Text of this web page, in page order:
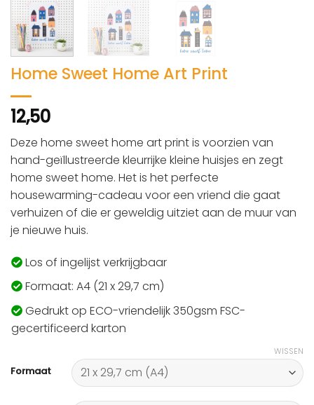
Home Sweet Home Art Print
12,50
Deze home sweet home art print is voorzien van
hand-geïllustreerde kleurrijke kleine huisjes en zegt
home sweet home. Het is het perfecte
housewarming-cadeau voor een vriend die gaat
verhuizen of die er geweldig uitziet aan de muur van
je nieuwe huis.
Los of ingelijst verkrijgbaar
Formaat: A4 (21 x 29,7 cm)
Gedrukt op ECO-vriendelijk 350gsm FSC-
gecertificeerd karton
Formaat
WISSEN